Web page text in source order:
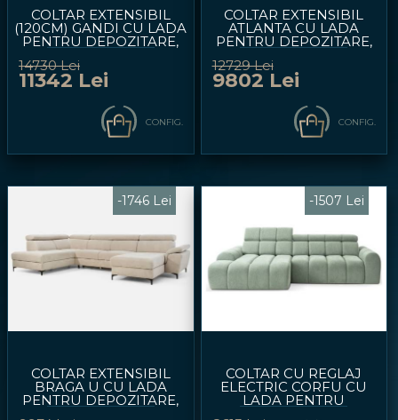
COLTAR EXTENSIBIL
(120CM) GANDI CU LADA
PENTRU DEPOZITARE,
PERSONALIZABIL
261X204CM
14730 Lei
11342 Lei
CONFIG.
COLTAR EXTENSIBIL
ATLANTA CU LADA
PENTRU DEPOZITARE,
PERSONALIZABIL
281X203CM
12729 Lei
9802 Lei
CONFIG.
-1746 Lei
COLTAR EXTENSIBIL
BRAGA U CU LADA
PENTRU DEPOZITARE,
-1507 Lei
COLTAR CU REGLAJ
ELECTRIC CORFU CU
LADA PENTRU